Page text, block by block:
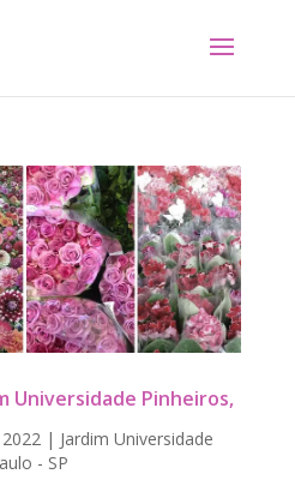
Universidade Pinheiros,
| Jardim Universidade
- SP